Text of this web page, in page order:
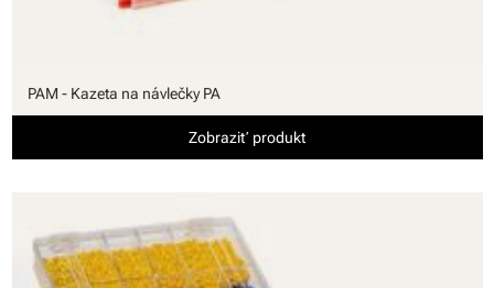
PAM - Kazeta na návlečky PA
Zobraziť produkt